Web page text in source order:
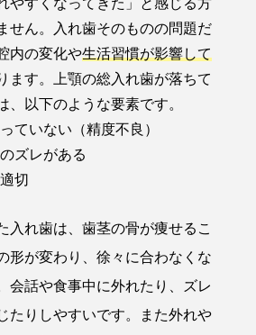
やすくなってきた」と感じる方
せん。入れ歯そのものの問題だ
内の変化や生活習慣が影響して
ます。上顎の総入れ歯が落ちて
、以下のような要素です。
ていない（精度不良）
ズレがある
切
入れ歯は、歯茎の骨が痩せるこ
形が変わり、徐々に合わなくな
会話や食事中に外れたり、ズレ
たりしやすいです。また外れや